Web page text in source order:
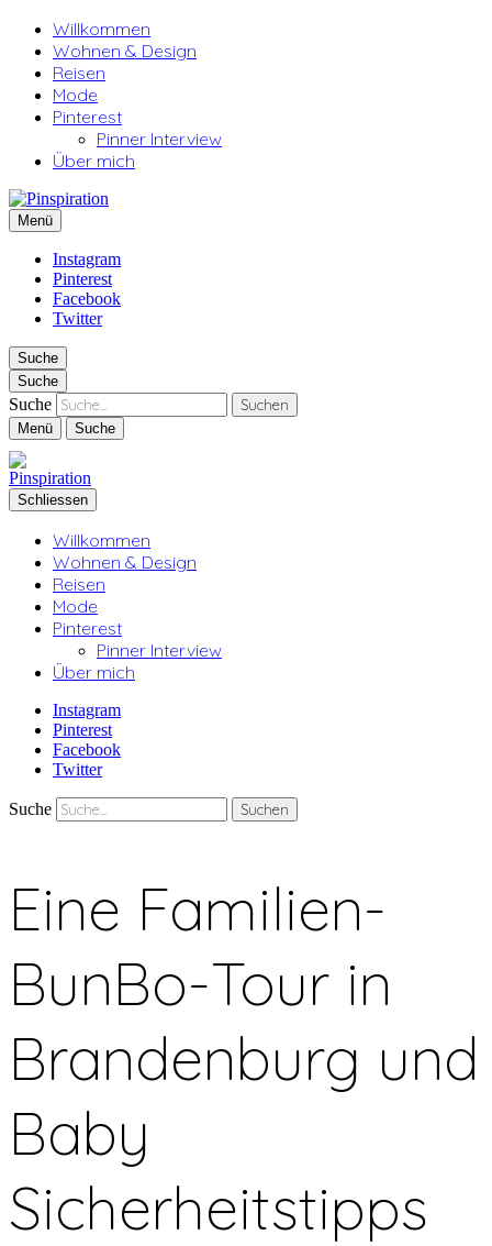
Willkommen
Wohnen & Design
Reisen
Mode
Pinterest
Pinner Interview
Über mich
Pinspiration
Menü
Instagram
Pinterest
Facebook
Twitter
Suche
Suche
Suche
Menü Suche
Schliessen
Willkommen
Wohnen & Design
Reisen
Mode
Pinterest
Pinner Interview
Über mich
Instagram
Pinterest
Facebook
Twitter
Suche
Eine Familien-
BunBo-Tour in
Brandenburg und
Baby
Sicherheitstipps